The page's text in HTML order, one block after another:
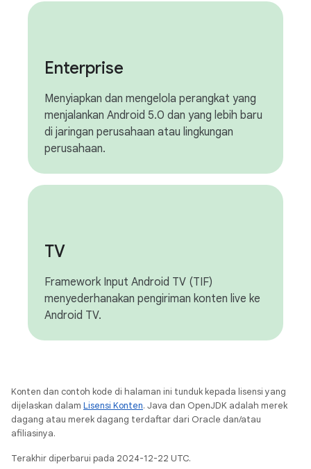
Enterprise
Menyiapkan dan mengelola perangkat yang
menjalankan Android 5.0 dan yang lebih baru
di jaringan perusahaan atau lingkungan
perusahaan.
TV
Framework Input Android TV (TIF)
menyederhanakan pengiriman konten live ke
Android TV.
Konten dan contoh kode di halaman ini tunduk kepada lisensi yang
dijelaskan dalam Lisensi Konten. Java dan OpenJDK adalah merek
dagang atau merek dagang terdaftar dari Oracle dan/atau
afiliasinya.
Terakhir diperbarui pada 2024-12-22 UTC.